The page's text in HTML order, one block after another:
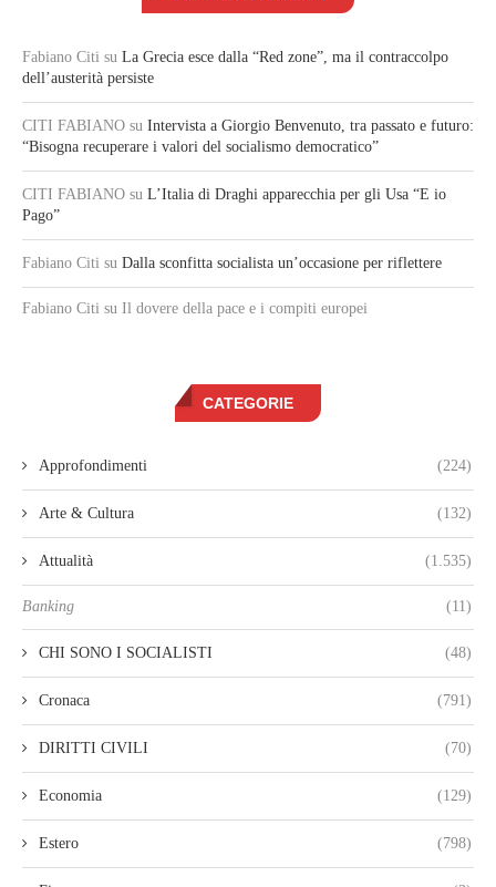
Fabiano Citi su La Grecia esce dalla “Red zone”, ma il contraccolpo
dell’austerità persiste
CITI FABIANO su Intervista a Giorgio Benvenuto, tra passato e futuro:
“Bisogna recuperare i valori del socialismo democratico”
CITI FABIANO su L’Italia di Draghi apparecchia per gli Usa “E io
Pago”
Fabiano Citi su Dalla sconfitta socialista un’occasione per riflettere
Fabiano Citi su Il dovere della pace e i compiti europei
CATEGORIE
Approfondimenti (224)
Arte & Cultura (132)
Attualità (1.535)
Banking (11)
CHI SONO I SOCIALISTI (48)
Cronaca (791)
DIRITTI CIVILI (70)
Economia (129)
Estero (798)